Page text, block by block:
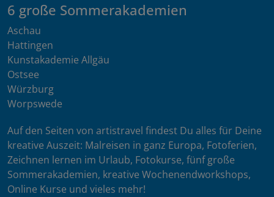
6 große Sommerakademien
Aschau
Hattingen
Kunstakademie Allgäu
Ostsee
Würzburg
Worpswede
Auf den Seiten von artistravel findest Du alles für Deine
kreative Auszeit: Malreisen in ganz Europa, Fotoferien,
Zeichnen lernen im Urlaub, Fotokurse, fünf große
Sommerakademien, kreative Wochenendworkshops,
Online Kurse und vieles mehr!